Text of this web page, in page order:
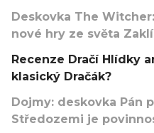
Deskovka The
nové hry ze světa
Recenze Dračí Hlídky
klasický Dračák?
Dojmy: deskovka Pán
Středozemi je